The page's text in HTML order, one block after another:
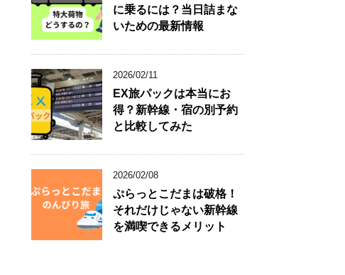
に乗るには？当日詰まな
いための最新情報
2026/02/11
EX旅パックは本当にお
得？新幹線・宿の別予約
と比較してみた
2026/02/08
ぷらっとこだまは破格！
それだけじゃない新幹線
を満喫できるメリット